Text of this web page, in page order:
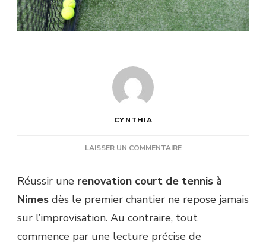
CYNTHIA
LAISSER UN COMMENTAIRESUR
SUIVRE
POUR
UNE
RENOVATION
Réussir une renovation court de tennis à
Nimes dès le premier chantier ne repose jamais
sur l’improvisation. Au contraire, tout
commence par une lecture précise de